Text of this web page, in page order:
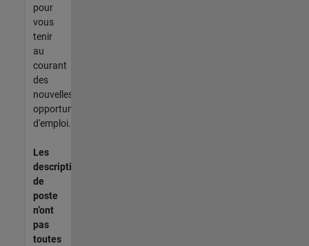
pour
vous
tenir
au
courant
des
nouvelles
opportunités
d'emploi.
Les
descriptions
de
poste
n’ont
pas
toutes